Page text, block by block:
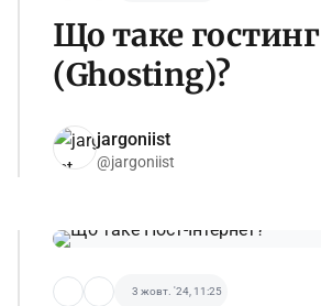
Що таке гостинг
(Ghosting)?
jargoniist
@jargoniist
3 жовт. '24, 11:25